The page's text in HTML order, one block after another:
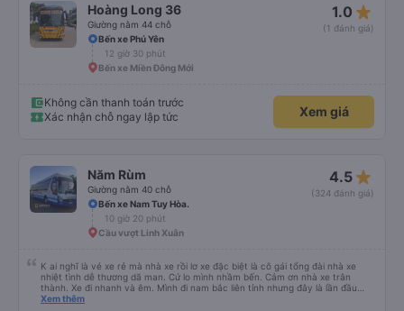
Hoàng Long 36
Giường nằm 44 chỗ
1.0 star_rate
(1 đánh giá)
Bến xe Phú Yên
12 giờ 30 phút
Bến xe Miền Đông Mới
Không cần thanh toán trước
Xác nhận chỗ ngay lập tức
Xem giá
Năm Rùm
Giường nằm 40 chỗ
4.5 star_rate
(324 đánh giá)
Bến xe Nam Tuy Hòa.
10 giờ 20 phút
Cầu vượt Linh Xuân
K ai nghĩ là vé xe rẻ mà nhà xe rồi lơ xe đặc biệt là cô gái tổng đài nhà xe
nhiệt tình dễ thương dã man. Cứ lo mình nhầm bến. Cảm ơn nhà xe trân
thành. Xe đi nhanh và êm. Mình đi nam bắc liên tỉnh nhưng đây là lần đầu
ngủ trên xe quên cả điếu. Kính mong nhà xe hỗ trợ giúp mình lấy lại kỉ bật
Xem thêm